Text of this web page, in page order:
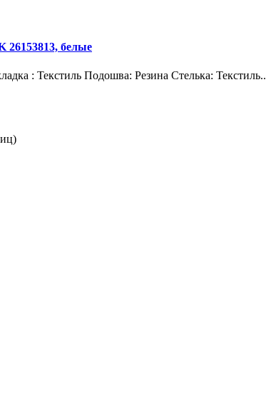
26153813, белые
: Текстиль Подошва: Резина Стелька: Текстиль..